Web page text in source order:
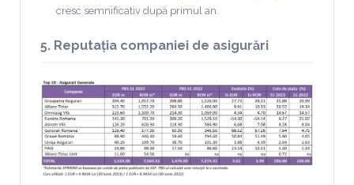
cresc semnificativ după primul an.
5. Reputația companiei de asigurări